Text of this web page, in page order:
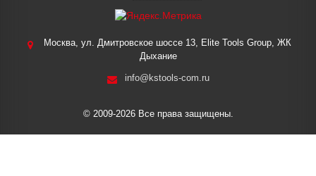
Москва, ул. Дмитровское шоссе 13, Elite Tools Group, ЖК
Дыхание
info@kstools-com.ru
© 2009-2026 Все права защищены.